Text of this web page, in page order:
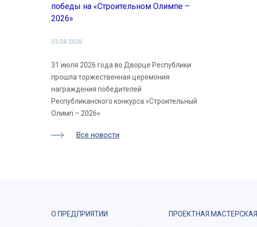
победы на «Строительном Олимпе –
2026»
03.08.2026
31 июля 2026 года во Дворце Республики
прошла торжественная церемония
награждения победителей
Республиканского конкурса «Строительный
Олимп – 2026»
Все новости
О ПРЕДПРИЯТИИ ПРОЕКТНАЯ МАСТЕРСКАЯ